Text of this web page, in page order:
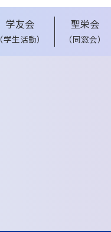
学友会
（学生活動）
聖栄会
（同窓会）